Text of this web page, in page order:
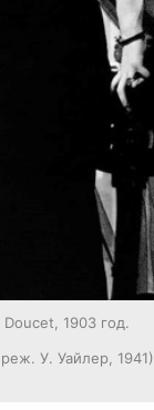
1903 год.
У. Уайлер, 1941)